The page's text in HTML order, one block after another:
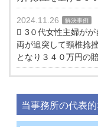
2024.11.26 解決事例
3０代女性主婦が
両が追突して頸椎捻
となり３４０万円の
当事務所の代表